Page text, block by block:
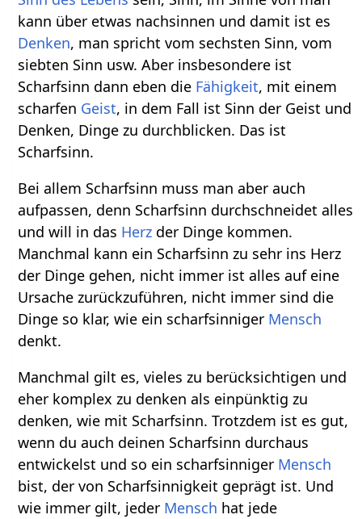
kann über etwas nachsinnen und damit ist es
Denken, man spricht vom sechsten Sinn, vom
siebten Sinn usw. Aber insbesondere ist
Scharfsinn dann eben die Fähigkeit, mit einem
scharfen Geist, in dem Fall ist Sinn der Geist und
Denken, Dinge zu durchblicken. Das ist
Scharfsinn.
Bei allem Scharfsinn muss man aber auch
aufpassen, denn Scharfsinn durchschneidet alles
und will in das Herz der Dinge kommen.
Manchmal kann ein Scharfsinn zu sehr ins Herz
der Dinge gehen, nicht immer ist alles auf eine
Ursache zurückzuführen, nicht immer sind die
Dinge so klar, wie ein scharfsinniger Mensch
denkt.
Manchmal gilt es, vieles zu berücksichtigen und
eher komplex zu denken als einpünktig zu
denken, wie mit Scharfsinn. Trotzdem ist es gut,
wenn du auch deinen Scharfsinn durchaus
entwickelst und so ein scharfsinniger Mensch
bist, der von Scharfsinnigkeit geprägt ist. Und
wie immer gilt, jeder Mensch hat jede